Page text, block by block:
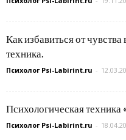
Как избавиться от
техника.
Психолог Psi-Labirint.ru -
Психологическая техника
Психолог Psi-Labirint.ru -